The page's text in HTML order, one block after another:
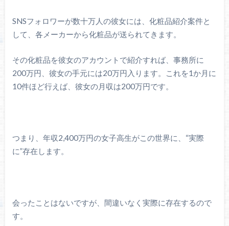
SNSフォロワーが数十万人の彼女には、化粧品紹介案件と
して、各メーカーから化粧品が送られてきます。
その化粧品を彼女のアカウントで紹介すれば、事務所に
200万円、彼女の手元には20万円入ります。これを1か月に
10件ほど行えば、彼女の月収は200万円です。
つまり、年収2,400万円の女子高生がこの世界に、“実際
に”存在します。
会ったことはないですが、間違いなく実際に存在するので
す。